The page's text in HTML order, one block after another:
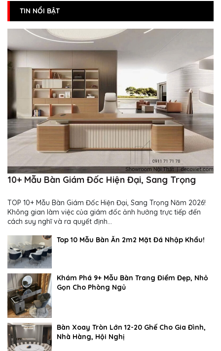
TIN NỔI BẬT
10+ Mẫu Bàn Giám Đốc Hiện Đại, Sang Trọng
TOP 10+ Mẫu Bàn Giám Đốc Hiện Đại, Sang Trọng Năm 2026!
Không gian làm việc của giám đốc ảnh hưởng trực tiếp đến
cách suy nghĩ và ra quyết định...
Top 10 Mẫu Bàn Ăn 2m2 Mặt Đá Nhập Khẩu!
Khám Phá 9+ Mẫu Bàn Trang Điểm Đẹp, Nhỏ
Gọn Cho Phòng Ngủ
Bàn Xoay Tròn Lớn 12-20 Ghế Cho Gia Đình,
Nhà Hàng, Hội Nghị